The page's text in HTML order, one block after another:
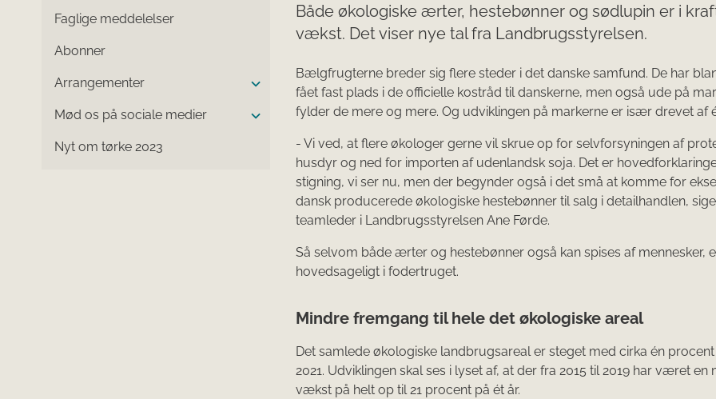
Faglige meddelelser
Abonner
Arrangementer
Mød os på sociale medier
Nyt om tørke 2023
Både økologiske ærter, hestebønner og sødlupin er i
vækst. Det viser nye tal fra Landbrugsstyrelsen.
Bælgfrugterne breder sig flere steder i det danske samfund. De har
fået fast plads i de officielle kostråd til danskerne, men også ude på
fylder de mere og mere. Og udviklingen på markerne er især drevet af
- Vi ved, at flere økologer gerne vil skrue op for selvforsyningen af
husdyr og ned for importen af udenlandsk soja. Det er
stigning, vi ser nu, men der begynder også i det små at komme for
dansk producerede økologiske hestebønner til salg i detailhandlen,
teamleder i Landbrugsstyrelsen Ane Førde.
Så selvom både ærter og hestebønner også kan spises af mennesker,
hovedsageligt i fodertruget.
Mindre fremgang til hele det økologiske areal
Det samlede økologiske landbrugsareal er steget med cirka én
2021. Udviklingen skal ses i lyset af, at der fra 2015 til 2019 har været en
vækst på helt op til 21 procent på ét år.